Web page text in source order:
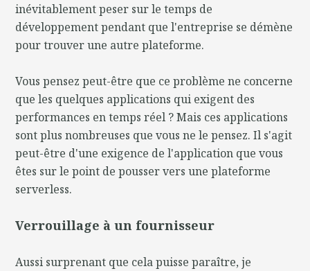
inévitablement peser sur le temps de
développement pendant que l'entreprise se démène
pour trouver une autre plateforme.
Vous pensez peut-être que ce problème ne concerne
que les quelques applications qui exigent des
performances en temps réel ? Mais ces applications
sont plus nombreuses que vous ne le pensez. Il s'agit
peut-être d'une exigence de l'application que vous
êtes sur le point de pousser vers une plateforme
serverless.
Verrouillage à un fournisseur
Aussi surprenant que cela puisse paraître, je